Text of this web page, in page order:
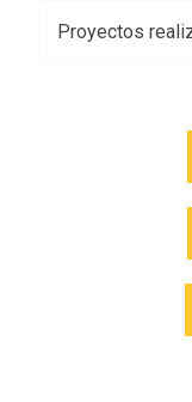
Proyectos